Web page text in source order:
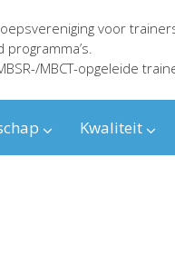
voor
MBCT-opgeleide
Kwaliteit